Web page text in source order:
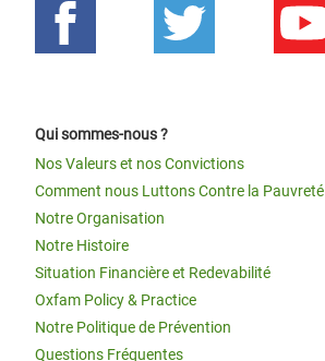
Qui sommes-nous ?
Nos Valeurs et nos Convictions
Comment nous Luttons Contre la Pauvreté
Notre Organisation
Notre Histoire
Situation Financière et Redevabilité
Oxfam Policy & Practice
Notre Politique de Prévention
Questions Fréquentes